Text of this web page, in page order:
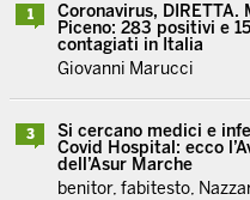
1
Coronavirus,
Piceno: 283 positivi e
contagiati in Italia
Giovanni Marucci
3
Si cercano medici e
Covid Hospital: ecco
dell’Asur Marche
benitor, fabitesto,